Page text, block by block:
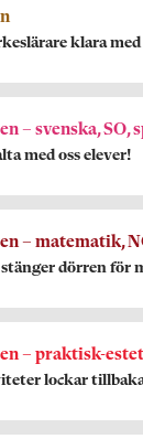
klara
– svenska, SO,
med oss elever!
– matematik,
dörren för
– praktisk-
lockar